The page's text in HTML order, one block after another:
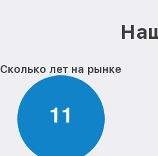
Сколько лет на рынке
11